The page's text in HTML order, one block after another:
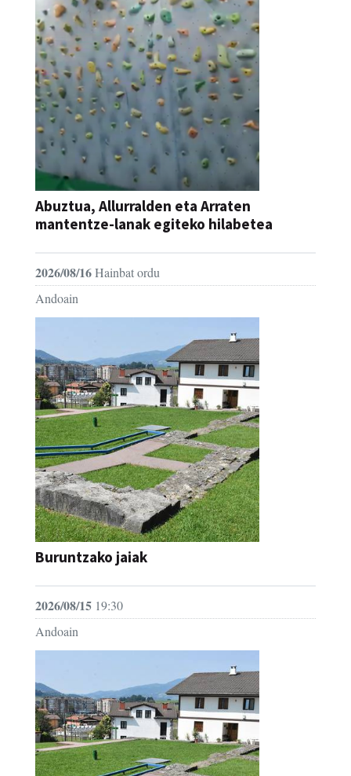
Abuztua, Allurralden eta Arraten
mantentze-lanak egiteko hilabetea
2026/08/16Hainbat ordu
Andoain
Buruntzako jaiak
2026/08/15 19:30
Andoain